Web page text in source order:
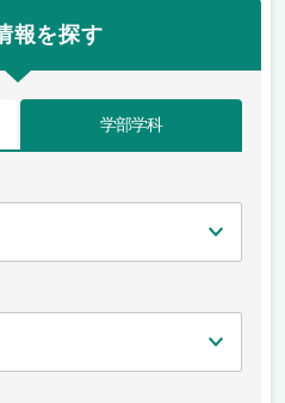
報を探す
学部学科